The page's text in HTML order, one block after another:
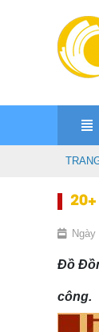
20+
Ngày
Đồ
công.